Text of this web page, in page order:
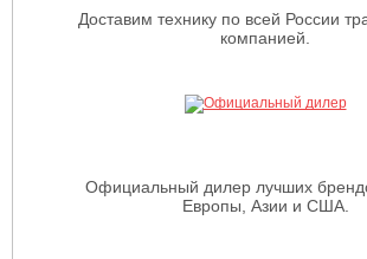
Доставим технику по всей России
компанией.
Официальный дилер лучших
Европы, Азии и США.